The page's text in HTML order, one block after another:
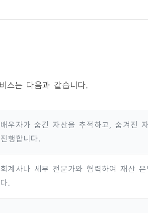
스는 다음과 같습니다.
배우자가 숨긴 자산을 추적하고, 숨겨진
진행합니다.
회계사나 세무 전문가와 협력하여 재산
다.